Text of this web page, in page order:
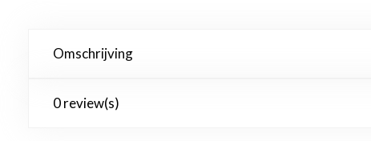
Omschrijving
0 review(s)